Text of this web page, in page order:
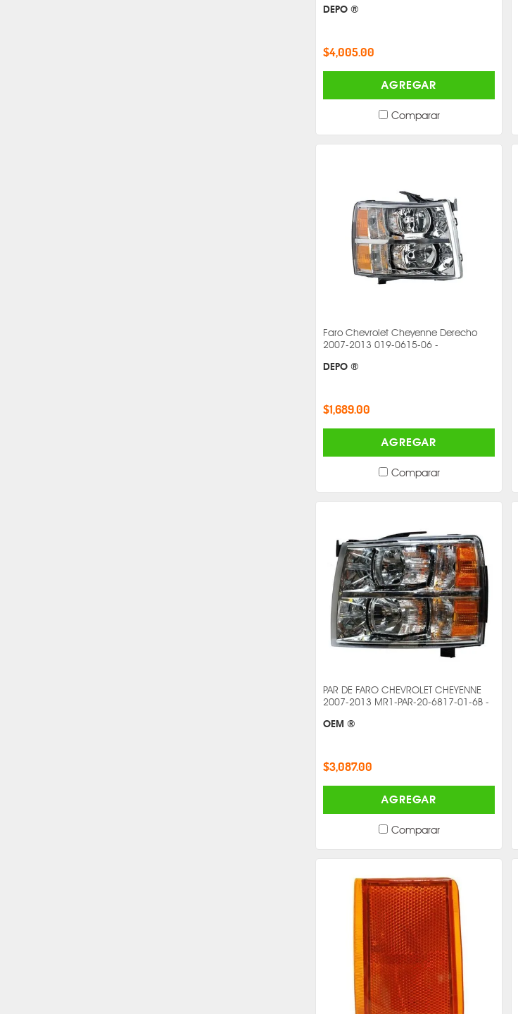
DEPO ®
$4,005.00
AGREGAR
Comparar
Faro Chevrolet Cheyenne Derecho
2007-2013 019-0615-06 -
DEPO ®
$1,689.00
AGREGAR
Comparar
PAR DE FARO CHEVROLET CHEYENNE
2007-2013 MR1-PAR-20-6817-01-6B -
OEM ®
$3,087.00
AGREGAR
Comparar